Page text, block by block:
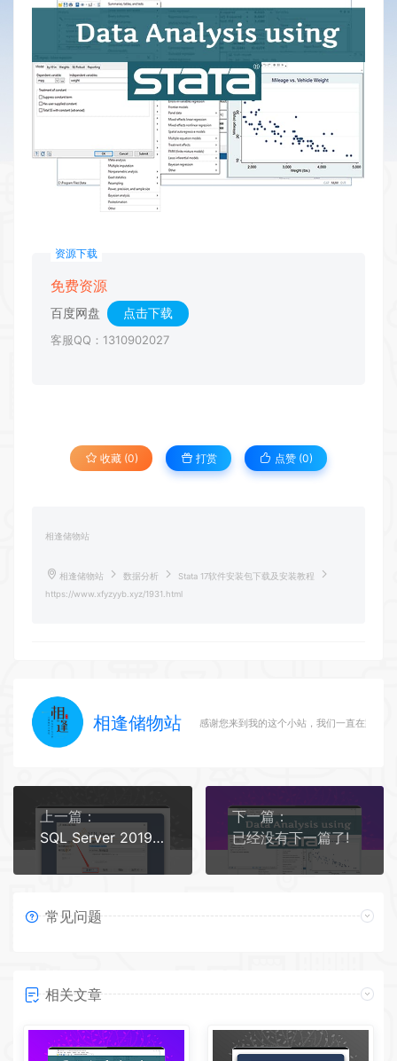
资源下载
免费资源
百度网盘 点击下载
客服QQ：1310902027
收藏 (0) 打赏 点赞 (0)
相逢储物站
相逢储物站 数据分析
Stata 17软件安装包下载及安装教程
https://www.xfyzyyb.xyz/1931.html
相逢储物站 感谢您来到我的这个小站，我们一直在路上
上一篇：
SQL Server 2019下载安装教程
下一篇：
已经没有下一篇了!
常见问题
相关文章